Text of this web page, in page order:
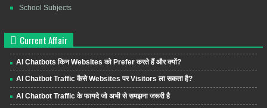
School Subjects
Current Affair
AI Chatbots किन Websites को Prefer करते हैं और क्यों?
AI Chatbot Traffic कैसे Websites पर Visitors ला सकता है?
AI Chatbot Traffic के फायदे जो अभी से समझना जरूरी है